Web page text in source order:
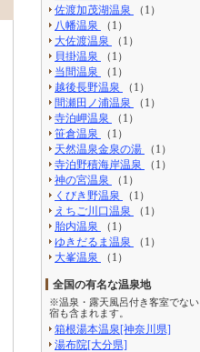
佐渡加茂湖温泉
（1）
八幡温泉
（1）
大佐渡温泉
（1）
貝掛温泉
（1）
当間温泉
（1）
越後長野温泉
（1）
間瀬田ノ浦温泉
（1）
寺泊岬温泉
（1）
笹倉温泉
（1）
天然温泉金泉の湯
（1）
寺泊野積海岸温泉
（1）
神の宮温泉
（1）
くびき野温泉
（1）
えちご川口温泉
（1）
胎内温泉
（1）
ゆきだるま温泉
（1）
大峯温泉
（1）
全国の有名な温泉地
※温泉・露天風呂付き客室でない
宿も含まれます。
箱根湯本温泉[神奈川県]
湯布院[大分県]